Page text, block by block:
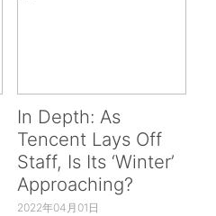
In Depth: As
Tencent Lays Off
Staff, Is Its ‘Winter’
Approaching?
2022年04月01日